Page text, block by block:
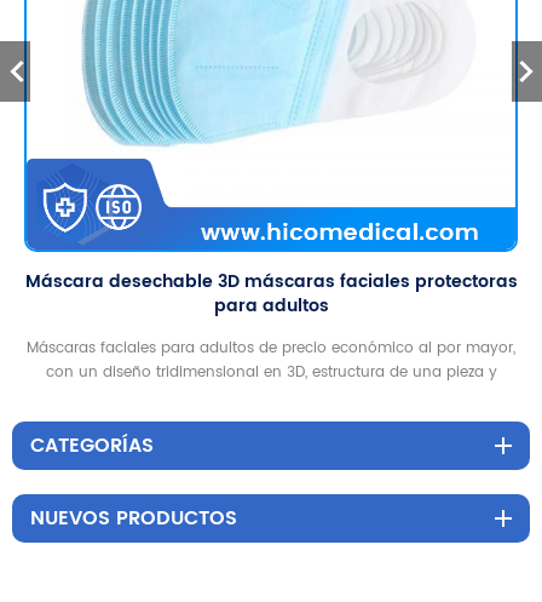
Máscara desechable 3D máscaras faciales protectoras
para adultos
Máscaras faciales para adultos de precio económico al por mayor,
con un diseño tridimensional en 3D, estructura de una pieza y
libre.
CATEGORÍAS
NUEVOS PRODUCTOS